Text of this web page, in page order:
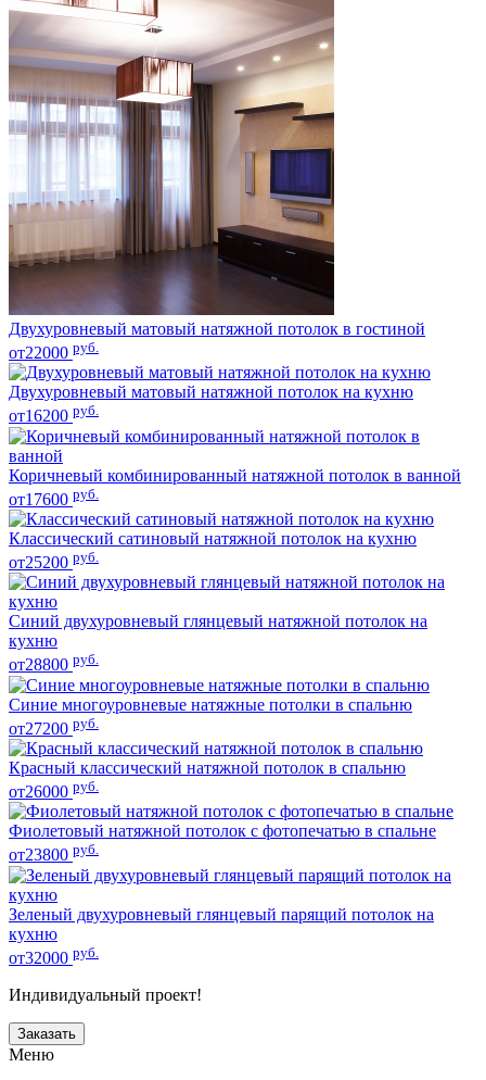
Двухуровневый матовый натяжной потолок в гостиной
от22000 руб.
Двухуровневый матовый натяжной потолок на кухню
от16200 руб.
Коричневый комбинированный натяжной потолок в ванной
от17600 руб.
Классический сатиновый натяжной потолок на кухню
от25200 руб.
Синий двухуровневый глянцевый натяжной потолок на
кухню
от28800 руб.
Синие многоуровневые натяжные потолки в спальню
от27200 руб.
Красный классический натяжной потолок в спальню
от26000 руб.
Фиолетовый натяжной потолок с фотопечатью в спальне
от23800 руб.
Зеленый двухуровневый глянцевый парящий потолок на
кухню
от32000 руб.
Индивидуальный проект!
Заказать
Меню